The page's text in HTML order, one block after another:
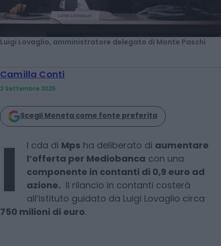
Luigi Lovaglio, amministratore delegato di Monte Paschi
Camilla Conti
2 Settembre 2025
Scegli Moneta come fonte preferita
I l cda di Mps ha deliberato di aumentare
l’offerta per Mediobanca con una
componente in contanti di 0,9 euro ad
azione. Il rilancio in contanti costerà
all’istituto guidato da Luigi Lovaglio circa
750 milioni di euro.